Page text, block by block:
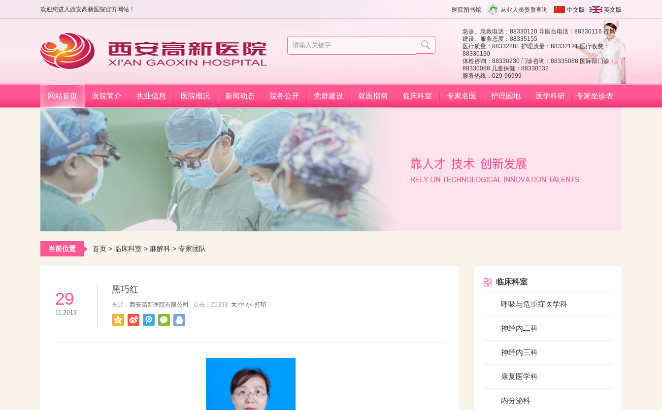
欢迎您进入西安高新医院官方网站！ 医院图书馆 从业人员资质查询 中文版 英文版
急诊、急救电话：88330120 导医台电话：88330116 行风
建设、服务态度：88335155
医疗质量：88332281 护理质量：88332121 医疗收费：
88330130
体检咨询：88330230 门诊咨询：88335088 国际部门诊：
88330088 儿童保健：88330132
服务热线：029-96999
网站首页 医院简介 执业信息 医院概况 新闻动态 院务公开 党群建设 就医指南 临床科室 专家名医 护理园地 医学科研 专家坐诊表
当前位置 首页 > 临床科室 > 麻醉科 > 专家团队
临床科室
呼吸与危重症医学科
神经内二科
神经内三科
康复医学科
内分泌科
29
11.2019
黑巧红
来源： 西安高新医院有限公司 点击： 25398 大 中 小 打印